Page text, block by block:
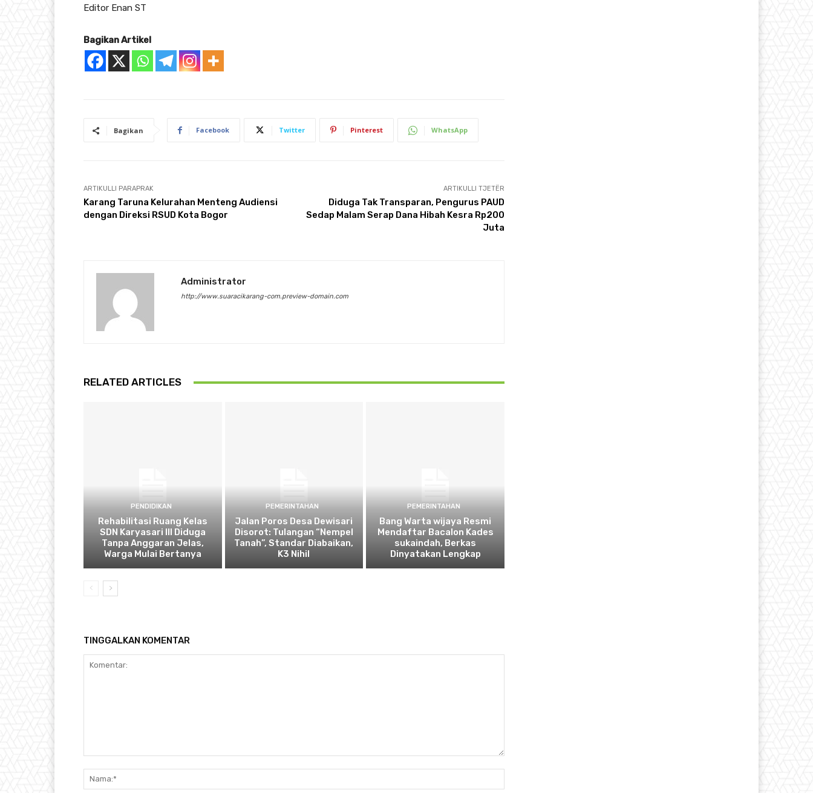
Editor Enan ST
Bagikan Artikel
Bagikan Facebook Twitter Pinterest WhatsApp
ARTIKULLI PARAPRAK
Karang Taruna Kelurahan Menteng Audiensi
dengan Direksi RSUD Kota Bogor
ARTIKULLI TJETËR
Diduga Tak Transparan, Pengurus PAUD
Sedap Malam Serap Dana Hibah Kesra Rp200
Juta
Administrator
http://www.suaracikarang-com.preview-domain.com
RELATED ARTICLES
PENDIDIKAN
Rehabilitasi Ruang Kelas
SDN Karyasari III Diduga
Tanpa Anggaran Jelas,
Warga Mulai Bertanya
PEMERINTAHAN
Jalan Poros Desa Dewisari
Disorot: Tulangan “Nempel
Tanah”, Standar Diabaikan,
K3 Nihil
PEMERINTAHAN
Bang Warta wijaya Resmi
Mendaftar Bacalon Kades
sukaindah, Berkas
Dinyatakan Lengkap
TINGGALKAN KOMENTAR